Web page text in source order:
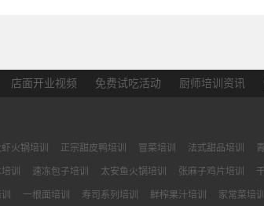
店面开业视频 免费试吃活动 厨师培训资讯
火锅培训 正宗甜皮鸭培训 冒菜培训 法式甜品培训
训 速冻包子培训 太安鱼火锅培训 张麻子鸡片培训
一根面培训 寿司系列培训 鲜榨果汁培训 家常菜培训